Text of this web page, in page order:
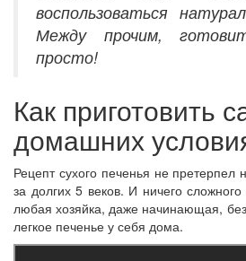
воспользоваться
Между прочим,
просто!
Как приготовить
домашних
Рецепт сухого печенья не
за долгих 5 веков. И ничего сложного
любая хозяйка, даже начинающая,
легкое печенье у себя дома.